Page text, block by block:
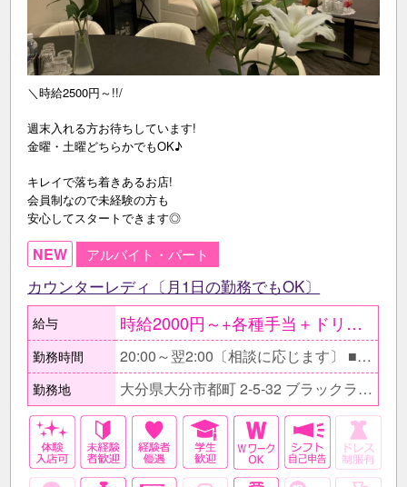
＼時給2500円～!!/
週末入れる方お待ちしています!
金曜・土曜どちらかでもOK♪
キレイで落ち着きあるお店!
会員制なので未経験の方も
安心してスタートできます◎
NEW アルバイト・パート
カウンターレディ〔月1日の勤務でもOK〕
給与 時給2000円～+各種手当＋ドリンクバック ＜月収例＞ ◎Wワークで週2～3日の勤務 時給2000円×1日5h×週2日〔月9日〕 …月収9万円 ◎週末の入れるタイミングで…月3回 時給2000円×1日5h×月3日 …月収3万円
勤務時間 20:00～翌2:00〔相談に応じます〕 ■仕事帰りにサクッと働ける 時間帯です。
勤務地 大分県大分市都町 2-5-32 ブラックライン8ビル6F